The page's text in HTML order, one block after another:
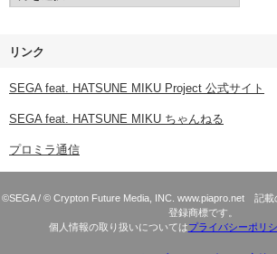
リンク
SEGA feat. HATSUNE MIKU Project 公式サイト
SEGA feat. HATSUNE MIKU ちゃんねる
プロミラ通信
©SEGA / © Crypton Future Media, INC. www.piapro.net 記載
登録商標です。
個人情報の取り扱いについてはプライバシーポリ